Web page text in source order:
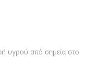
υγρού από σημεία στο